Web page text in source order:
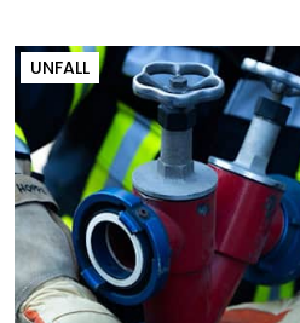
UNFALL